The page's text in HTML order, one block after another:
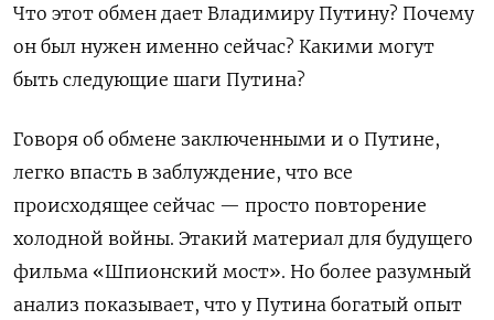
Что этот обмен дает Владимиру Путину? Почему
он был нужен именно сейчас? Какими могут
быть следующие шаги Путина?
Говоря об обмене заключенными и о Путине,
легко впасть в заблуждение, что все
происходящее сейчас — просто повторение
холодной войны. Этакий материал для будущего
фильма «Шпионский мост». Но более разумный
анализ показывает, что у Путина богатый опыт